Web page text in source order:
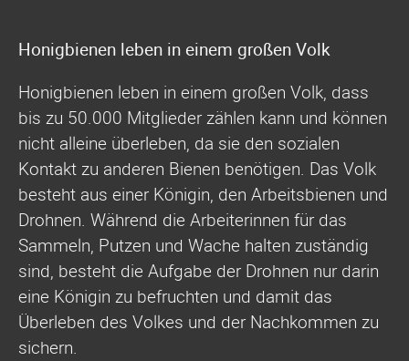
Honigbienen leben in einem großen Volk
Honigbienen leben in einem großen Volk, dass
bis zu 50.000 Mitglieder zählen kann und können
nicht alleine überleben, da sie den sozialen
Kontakt zu anderen Bienen benötigen. Das Volk
besteht aus einer Königin, den Arbeitsbienen und
Drohnen. Während die Arbeiterinnen für das
Sammeln, Putzen und Wache halten zuständig
sind, besteht die Aufgabe der Drohnen nur darin
eine Königin zu befruchten und damit das
Überleben des Volkes und der Nachkommen zu
sichern.